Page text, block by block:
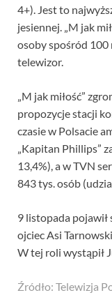
4+). Jest to
jesiennej. „M jak
osoby spośród 100
telewizor.
„M jak miłość”
propozycje stacji
czasie w Polsacie
„Kapitan Phillips”
13,4%), a w TVN
843 tys. osób
9 listopada
ojciec Asi
W tej roli wystąpił
Źródło: Telewizja